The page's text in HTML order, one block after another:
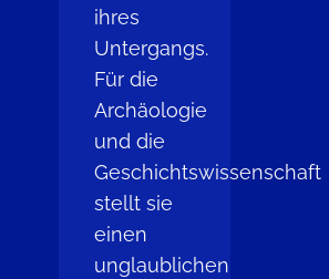
ihres
Untergangs.
Für die
Archäologie
und die
Geschichtswissenschaft
stellt sie
einen
unglaublichen